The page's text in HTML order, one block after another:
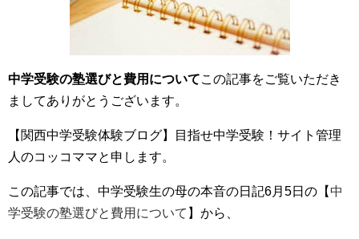
中学受験の塾選びと費用についてこの記事をご覧いただき
ましてありがとうございます。
【関西中学受験体験ブログ】目指せ中学受験！サイト管理
人のコッコママと申します。
この記事では、中学受験生の母の本音の日記6月5日の【 中
学受験の塾選びと費用について 】から、